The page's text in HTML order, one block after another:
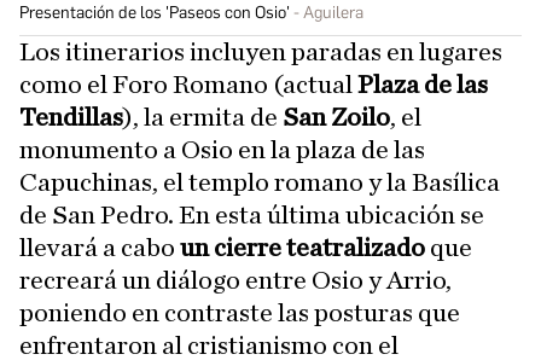
Presentación de los 'Paseos con Osio' Aguilera
Los itinerarios incluyen paradas en lugares
como el Foro Romano (actual Plaza de las
Tendillas), la ermita de San Zoilo, el
monumento a Osio en la plaza de las
Capuchinas, el templo romano y la Basílica
de San Pedro. En esta última ubicación se
llevará a cabo un cierre teatralizado que
recreará un diálogo entre Osio y Arrio,
poniendo en contraste las posturas que
enfrentaron al cristianismo con el